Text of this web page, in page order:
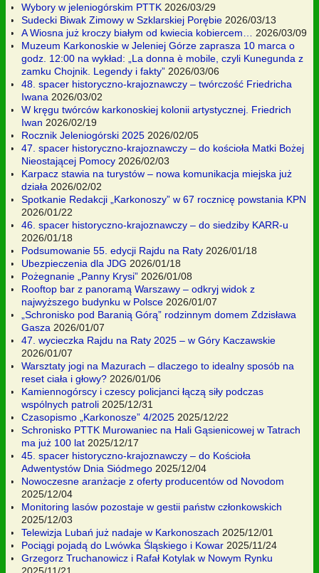
Wybory w jeleniogórskim PTTK 2026/03/29
Sudecki Biwak Zimowy w Szklarskiej Porębie 2026/03/13
A Wiosna już kroczy białym od kwiecia kobiercem…
2026/03/09
Muzeum Karkonoskie w Jeleniej Górze zaprasza 10 marca o
godz. 12:00 na wykład: „La donna è mobile, czyli Kunegunda z
zamku Chojnik. Legendy i fakty” 2026/03/06
48. spacer historyczno-krajoznawczy – twórczość Friedricha
Iwana 2026/03/02
W kręgu twórców karkonoskiej kolonii artystycznej. Friedrich
Iwan 2026/02/19
Rocznik Jeleniogórski 2025 2026/02/05
47. spacer historyczno-krajoznawczy – do kościoła Matki Bożej
Nieostającej Pomocy 2026/02/03
Karpacz stawia na turystów – nowa komunikacja miejska już
działa 2026/02/02
Spotkanie Redakcji „Karkonoszy” w 67 rocznicę powstania KPN
2026/01/22
46. spacer historyczno-krajoznawczy – do siedziby KARR-u
2026/01/18
Podsumowanie 55. edycji Rajdu na Raty 2026/01/18
Ubezpieczenia dla JDG 2026/01/18
Pożegnanie „Panny Krysi” 2026/01/08
Rooftop bar z panoramą Warszawy – odkryj widok z
najwyższego budynku w Polsce 2026/01/07
„Schronisko pod Baranią Górą” rodzinnym domem Zdzisława
Gasza 2026/01/07
47. wycieczka Rajdu na Raty 2025 – w Góry Kaczawskie
2026/01/07
Warsztaty jogi na Mazurach – dlaczego to idealny sposób na
reset ciała i głowy? 2026/01/06
Kamiennogórscy i czescy policjanci łączą siły podczas
wspólnych patroli 2025/12/31
Czasopismo „Karkonosze” 4/2025 2025/12/22
Schronisko PTTK Murowaniec na Hali Gąsienicowej w Tatrach
ma już 100 lat 2025/12/17
45. spacer historyczno-krajoznawczy – do Kościoła
Adwentystów Dnia Siódmego 2025/12/04
Nowoczesne aranżacje z oferty producentów od Novodom
2025/12/04
Monitoring lasów pozostaje w gestii państw członkowskich
2025/12/03
Telewizja Lubań już nadaje w Karkonoszach 2025/12/01
Pociągi pojadą do Lwówka Śląskiego i Kowar 2025/11/24
Grzegorz Truchanowicz i Rafał Kotylak w Nowym Rynku